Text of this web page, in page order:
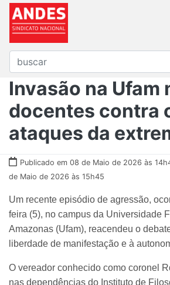
Invasão na Ufam
docentes contra
ataques da
Publicado em 08 de Maio de 2026 às
de Maio de 2026 às 15h45
Um recente episódio de agressão,
feira (5), no campus da Universidade
Amazonas (Ufam), reacendeu o
liberdade de manifestação e à
O vereador conhecido como coronel
nas dependências do Instituto de